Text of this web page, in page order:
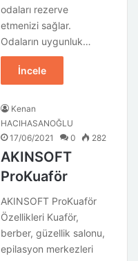
odaları rezerve
etmenizi sağlar.
Odaların uygunluk…
İncele
Kenan
HACIHASANOĞLU
17/06/2021
0 282
AKINSOFT
ProKuaför
AKINSOFT ProKuaför
Özellikleri Kuaför,
berber, güzellik salonu,
epilasyon merkezleri